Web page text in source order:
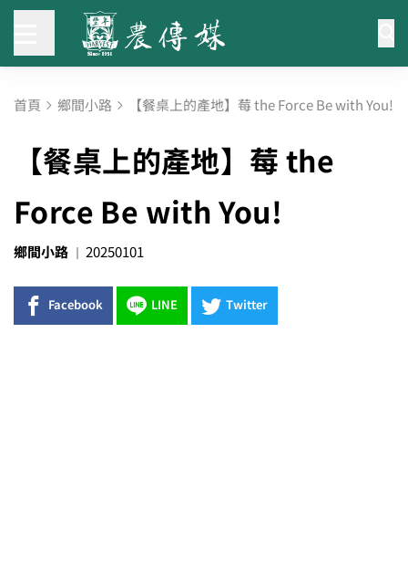
首頁 鄉間小路 【餐桌上的產地】莓 the Force Be with You!
【餐桌上的產地】莓 the
Force Be with You!
鄉間小路 20250101
Facebook LINE Twitter